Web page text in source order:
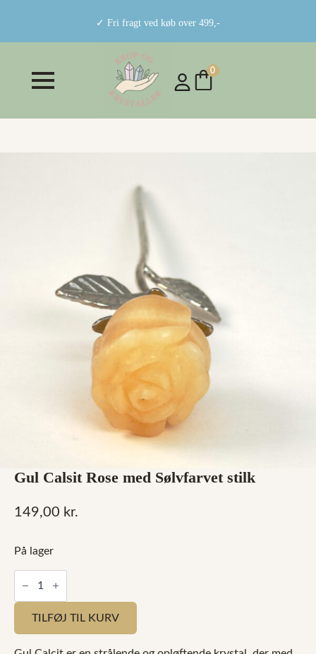
✓ Fri fragt ved køb over 499,-
0
Gul Calsit Rose med Sølvfarvet stilk
149,00 kr.
På lager
Gul
Calsit
med
Sølvfarvet
stilk
TILFØJ TIL KURV